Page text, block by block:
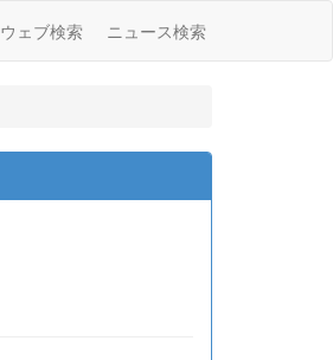
ウェブ検索 ニュース検索